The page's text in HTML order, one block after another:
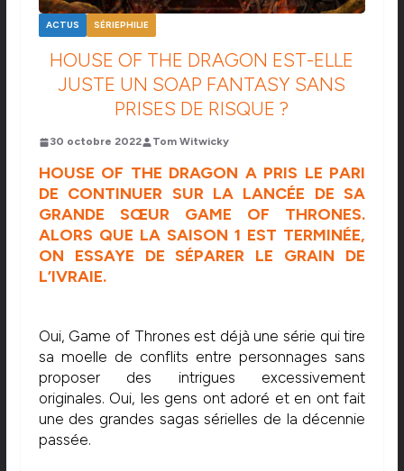
ACTUS SÉRIEPHILIE
HOUSE OF THE DRAGON EST-ELLE
JUSTE UN SOAP FANTASY SANS
PRISES DE RISQUE ?
30 octobre 2022 Tom Witwicky
HOUSE OF THE DRAGON A PRIS LE PARI
DE CONTINUER SUR LA LANCÉE DE SA
GRANDE SŒUR GAME OF THRONES.
ALORS QUE LA SAISON 1 EST TERMINÉE,
ON ESSAYE DE SÉPARER LE GRAIN DE
L’IVRAIE.
Oui, Game of Thrones est déjà une série qui tire
sa moelle de conflits entre personnages sans
proposer des intrigues excessivement
originales. Oui, les gens ont adoré et en ont fait
une des grandes sagas sérielles de la décennie
passée.